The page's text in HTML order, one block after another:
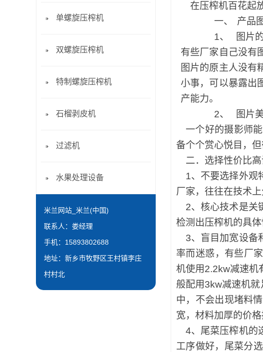
在压榨机百花起
一、
产品
1、
图片
有些厂家自己没有
图片的原主人没有
小事，可以暴露出
产能力。
2、
图片
一个好的摄影师
备个个赏心悦目，
二．选择性价比高
1、不要选择外观
厂家，往往在技术
2、核心技术是关
检测出压榨机的具
3、盲目加宽设备
率而迷惑，有些厂
机使用2.2kw减速机
般配用3kw减速机
中，不会出现堵料
宽，材料加厚的价格
4、尾菜压榨机的
工序做好，尾菜分
单螺旋压榨机
双螺旋压榨机
特制螺旋压榨机
石榴剥皮机
过滤机
水果处理设备
米兰网站_米兰(中国)
联系人：娄经理
手机：15893802688
地址：新乡市牧野区王村镇李庄
村村北